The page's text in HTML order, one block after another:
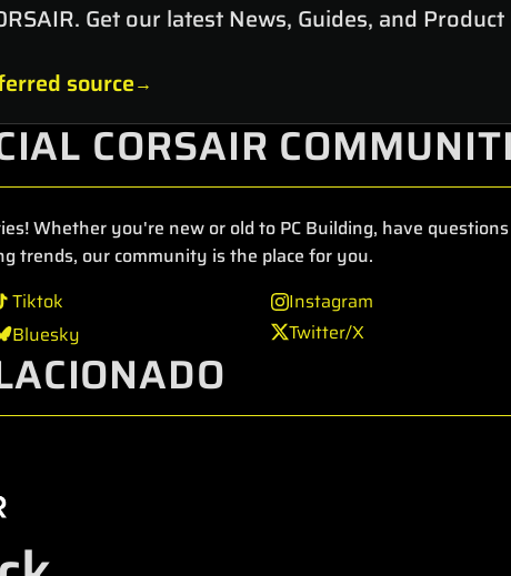
Get our latest News, Guides, and
source
CORSAIR
Whether you're new or old to PC Building, have
trends, our community is the place for you.
Tiktok
Bluesky
Instagram
Twitter/X